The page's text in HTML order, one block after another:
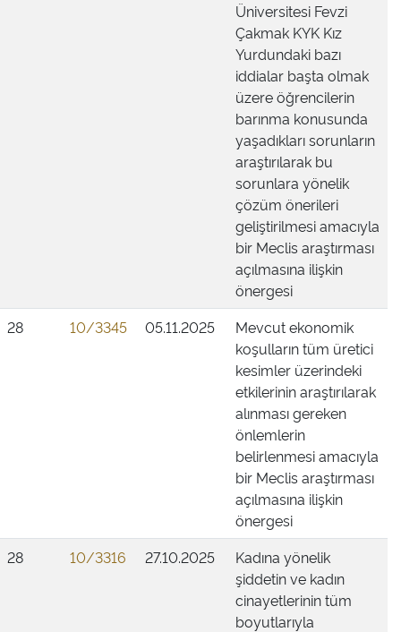
Üniversitesi Fevzi
Çakmak KYK Kız
Yurdundaki bazı
iddialar başta olmak
üzere öğrencilerin
barınma konusunda
yaşadıkları sorunların
araştırılarak bu
sorunlara yönelik
çözüm önerileri
geliştirilmesi amacıyla
bir Meclis araştırması
açılmasına ilişkin
önergesi
28
10/3345 05.11.2025
Mevcut ekonomik
koşulların tüm üretici
kesimler üzerindeki
etkilerinin araştırılarak
alınması gereken
önlemlerin
belirlenmesi amacıyla
bir Meclis araştırması
açılmasına ilişkin
önergesi
28
10/3316 27.10.2025
Kadına yönelik
şiddetin ve kadın
cinayetlerinin tüm
boyutlarıyla